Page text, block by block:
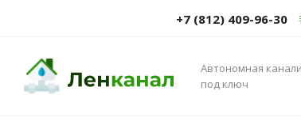
+7 (812) 409-96-30
Автономная
под ключ